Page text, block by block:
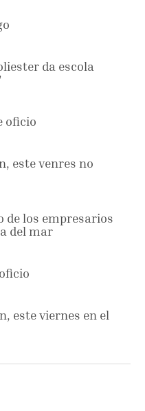
da escola
oficio
este venres no
de los empresarios
del mar
este viernes en el